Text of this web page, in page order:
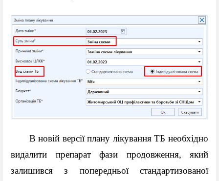
В новій версії плану лікування ТБ необхідно
видалити препарат фази продовження, який
залишився з попередньої стандартизованої